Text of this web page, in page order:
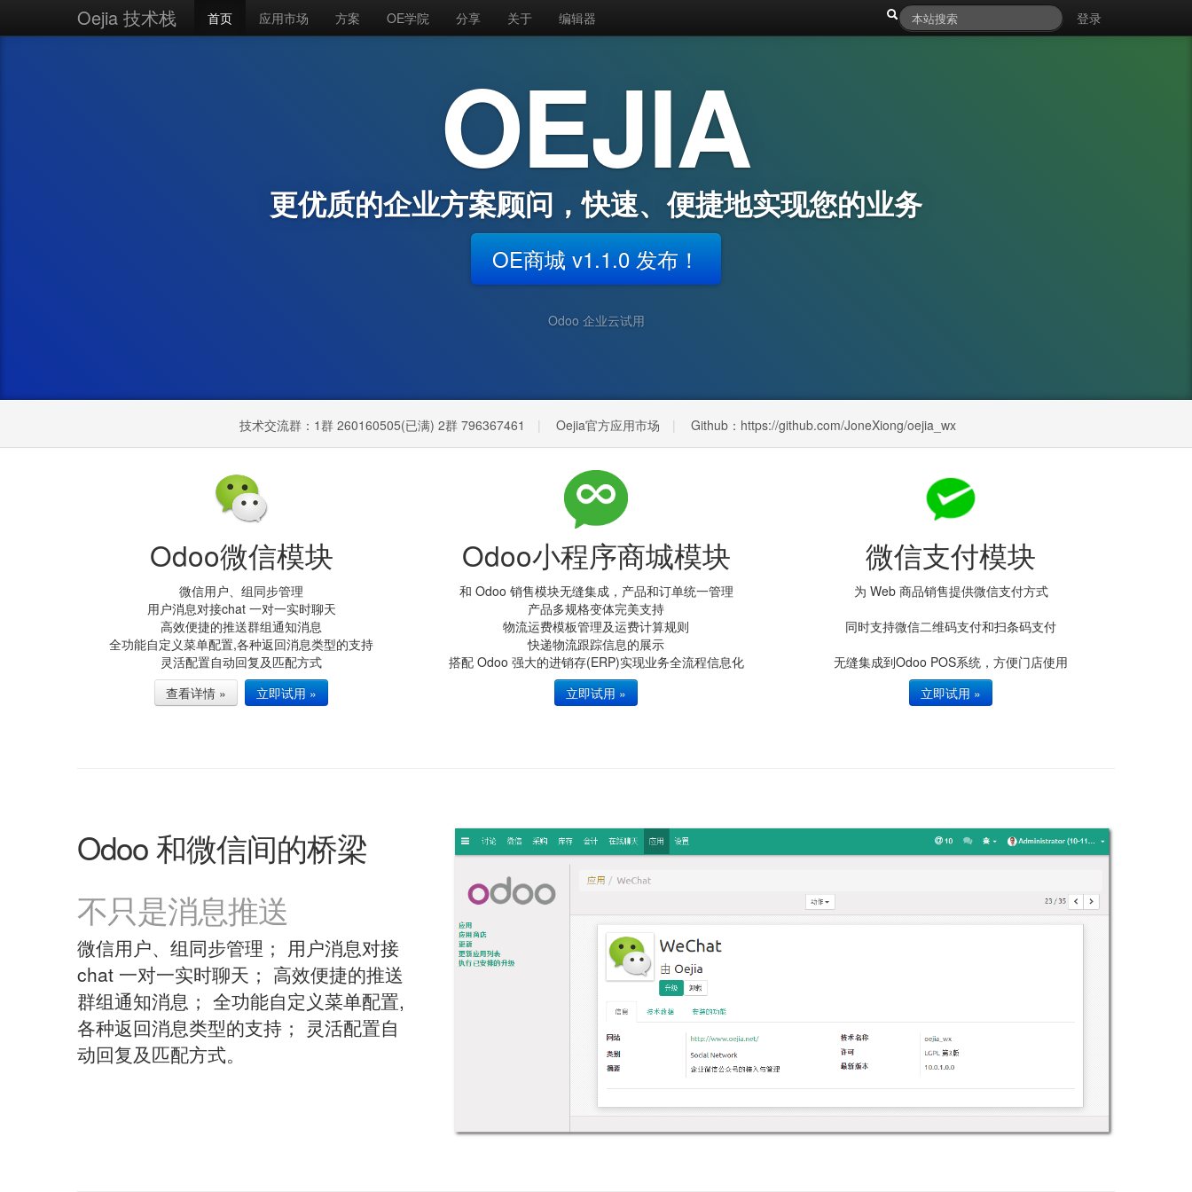
Oejia 技术栈 首页 应用市场 方案 OE学院 分享 关于 编辑器 登录
OEJIA
更优质的企业方案顾问，快速、便捷地实现您的业务
OE商城 v1.1.0 发布！
Odoo 企业云试用
技术交流群： 1群 260160505(已满) 2群 796367461 Oejia官方应用市场 Github：https://github.com/JoneXiong/oejia_wx
Odoo微信模块
微信用户、组同步管理
用户消息对接chat 一对一实时聊天
高效便捷的推送群组通知消息
全功能自定义菜单配置,各种返回消息类型的支持
灵活配置自动回复及匹配方式
查看详情 »
立即试用 »
Odoo小程序商城模块
和 Odoo 销售模块无缝集成，产品和订单统一管理
产品多规格变体完美支持
物流运费模板管理及运费计算规则
快递物流跟踪信息的展示
搭配 Odoo 强大的进销存(ERP)实现业务全流程信息化
立即试用 »
微信支付模块
为 Web 商品销售提供微信支付方式
同时支持微信二维码支付和扫条码支付
无缝集成到Odoo POS系统，方便门店使用
立即试用 »
Odoo 和微信间的桥梁
不只是消息推送
微信用户、组同步管理； 用户消息对接
chat 一对一实时聊天； 高效便捷的推送
群组通知消息； 全功能自定义菜单配置,
各种返回消息类型的支持； 灵活配置自
动回复及匹配方式。